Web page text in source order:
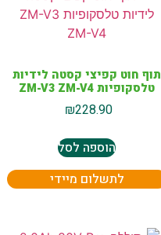
תוף חוט קפיצי קסטה לידיות
טלסקופיות ZM-V3 ZM-V4
₪228.90
הוספה לסל
לתשלום מיידי